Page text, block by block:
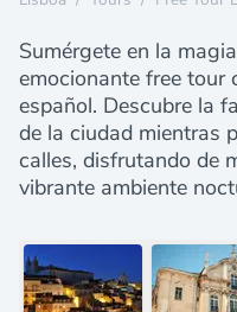
Sumérgete en la
emocionante free tour
español. Descubre la
de la ciudad mientras
calles, disfrutando de
vibrante ambiente